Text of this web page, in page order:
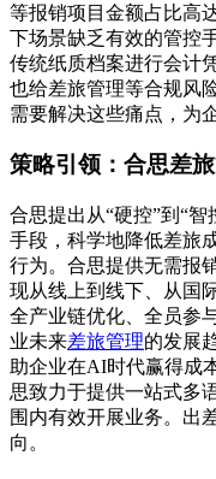
等报销项目金额占比高
下场景缺乏有效的管控
传统纸质档案进行会计
也给差旅管理等合规风
需要解决这些痛点，为
策略引领：合思差
合思提出从“硬控”到“
手段，科学地降低差旅
行为。合思提供无需报
现从线上到线下、从国
全产业链优化、全员参
业未来差旅管理的发展
助企业在AI时代赢得成
思致力于提供一站式多
围内有效开展业务。出
向。